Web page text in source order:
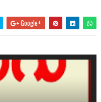
Google+